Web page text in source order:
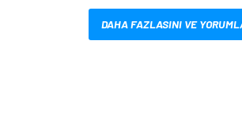
DAHA FAZLASINI VE